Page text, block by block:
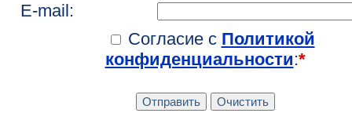
E-mail:
Согласие с Политикой
конфиденциальности:*